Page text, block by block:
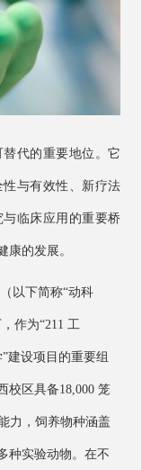
代的重要地位。它
与有效性、新疗法
临床应⽤的重要桥
康的发展。
以下简称“动科
作为“211 ⼯
建设项⽬的重要组
校区具备18,000 笼
⼒，饲养物种涵盖
种实验动物。在不